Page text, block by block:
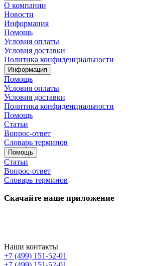
О компании
Новости
Информация
Помощь
Условия оплаты
Условия доставки
Политика конфиденциальности
Информация
Помощь
Условия оплаты
Условия доставки
Политика конфиденциальности
Помощь
Статьи
Вопрос-ответ
Словарь терминов
Помощь
Статьи
Вопрос-ответ
Словарь терминов
Скачайте наше приложение
Наши контакты
+7 (499) 151-52-01